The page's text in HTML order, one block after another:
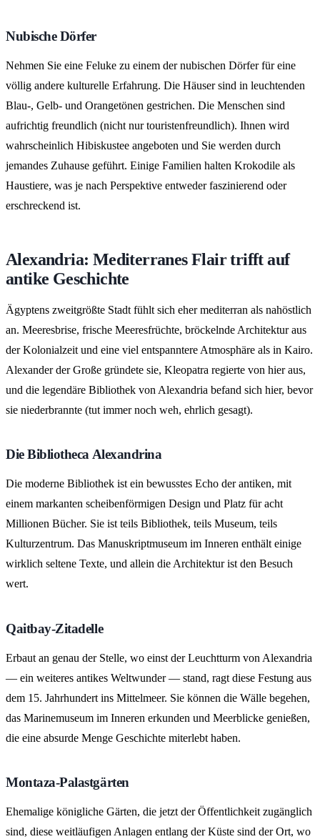
Nubische Dörfer
Nehmen Sie eine Feluke zu einem der nubischen Dörfer für eine
völlig andere kulturelle Erfahrung. Die Häuser sind in leuchtenden
Blau-, Gelb- und Orangetönen gestrichen. Die Menschen sind
aufrichtig freundlich (nicht nur touristenfreundlich). Ihnen wird
wahrscheinlich Hibiskustee angeboten und Sie werden durch
jemandes Zuhause geführt. Einige Familien halten Krokodile als
Haustiere, was je nach Perspektive entweder faszinierend oder
erschreckend ist.
Alexandria: Mediterranes Flair trifft auf
antike Geschichte
Ägyptens zweitgrößte Stadt fühlt sich eher mediterran als nahöstlich
an. Meeresbrise, frische Meeresfrüchte, bröckelnde Architektur aus
der Kolonialzeit und eine viel entspanntere Atmosphäre als in Kairo.
Alexander der Große gründete sie, Kleopatra regierte von hier aus,
und die legendäre Bibliothek von Alexandria befand sich hier, bevor
sie niederbrannte (tut immer noch weh, ehrlich gesagt).
Die Bibliotheca Alexandrina
Die moderne Bibliothek ist ein bewusstes Echo der antiken, mit
einem markanten scheibenförmigen Design und Platz für acht
Millionen Bücher. Sie ist teils Bibliothek, teils Museum, teils
Kulturzentrum. Das Manuskriptmuseum im Inneren enthält einige
wirklich seltene Texte, und allein die Architektur ist den Besuch
wert.
Qaitbay-Zitadelle
Erbaut an genau der Stelle, wo einst der Leuchtturm von Alexandria
— ein weiteres antikes Weltwunder — stand, ragt diese Festung aus
dem 15. Jahrhundert ins Mittelmeer. Sie können die Wälle begehen,
das Marinemuseum im Inneren erkunden und Meerblicke genießen,
die eine absurde Menge Geschichte miterlebt haben.
Montaza-Palastgärten
Ehemalige königliche Gärten, die jetzt der Öffentlichkeit zugänglich
sind, diese weitläufigen Anlagen entlang der Küste sind der Ort, wo